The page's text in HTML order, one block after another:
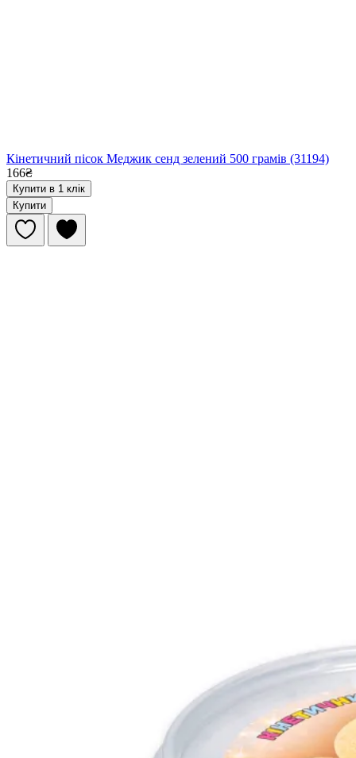
Кінетичний пісок Меджик сенд зелений 500 грамів (31194)
166₴
Купити в 1 клік
Купити